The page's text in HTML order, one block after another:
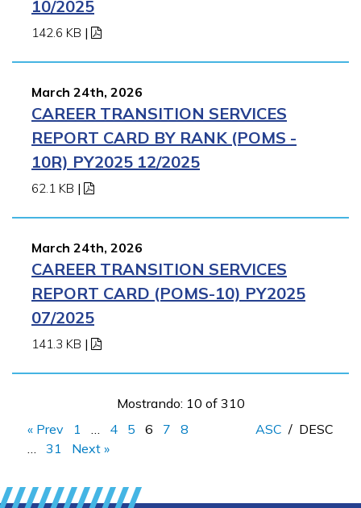
10/2025
142.6 KB |
March 24th, 2026
CAREER TRANSITION SERVICES
REPORT CARD BY RANK (POMS -
10R) PY2025 12/2025
62.1 KB |
March 24th, 2026
CAREER TRANSITION SERVICES
REPORT CARD (POMS-10) PY2025
07/2025
141.3 KB |
Mostrando: 10 of 310
« Prev
1 4 5 6 7
8
31 Next »
ASC / DESC